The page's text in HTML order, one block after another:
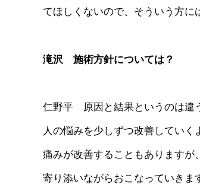
てほしくないので、そういう方に
滝沢 施術方針については？
仁野平 原因と結果というのは違
人の悩みを少しずつ改善してい
痛みが改善することもありますが
寄り添いながらおこなっていきま